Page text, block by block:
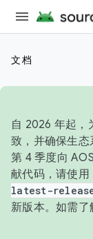
文档
自 2026 年起，
致，并确保生
第 4 季度向
献代码，请使用
latest-
新版本。如需了